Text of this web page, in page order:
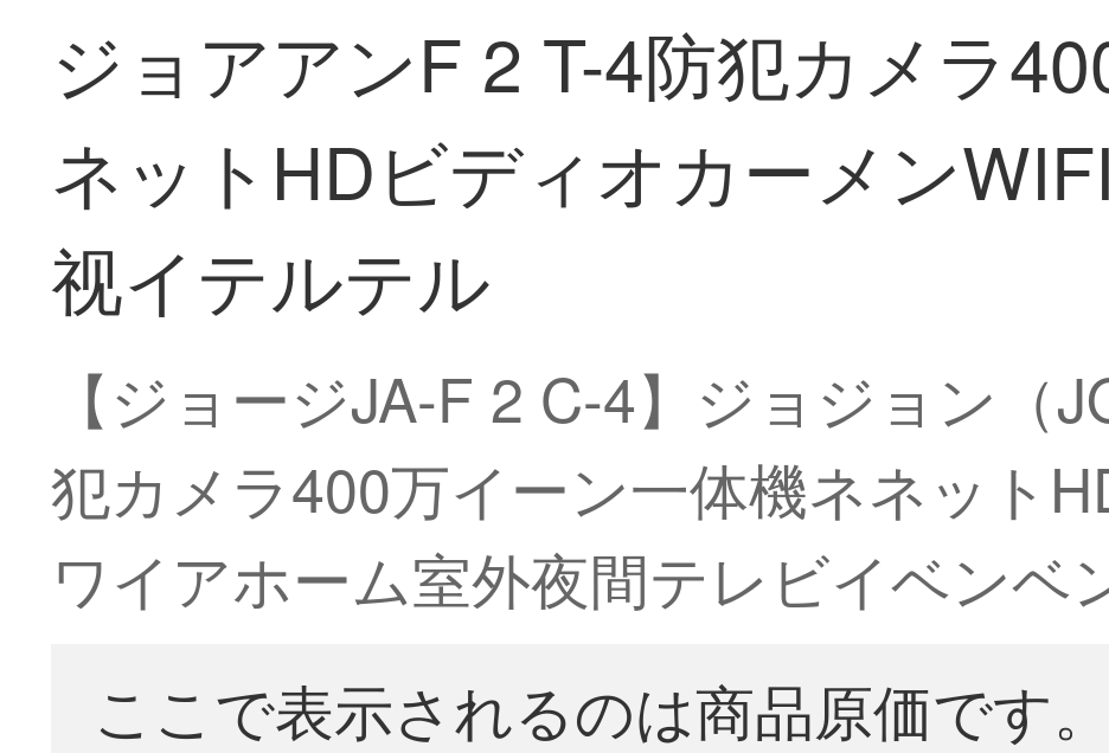
ジョアアンF 2 T-4防犯カメラ
ネットHDビディオカーメン
视イテルテル
【ジョージJA-F 2 C-4】ジョジョン（
犯カメラ400万イーン一体機ネネット
ワイアホーム室外夜間テレビイベンベ
ここで表示されるのは商品原価です